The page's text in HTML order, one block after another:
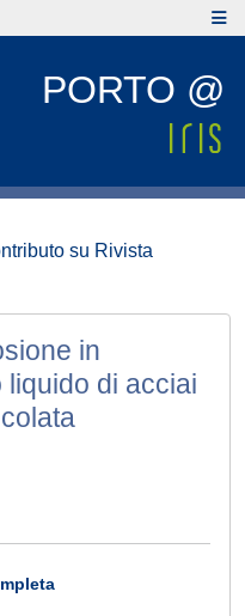
PORTO @
su Rivista
in
liquido di acciai